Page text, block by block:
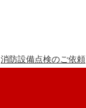
消防設備点検のご依頼